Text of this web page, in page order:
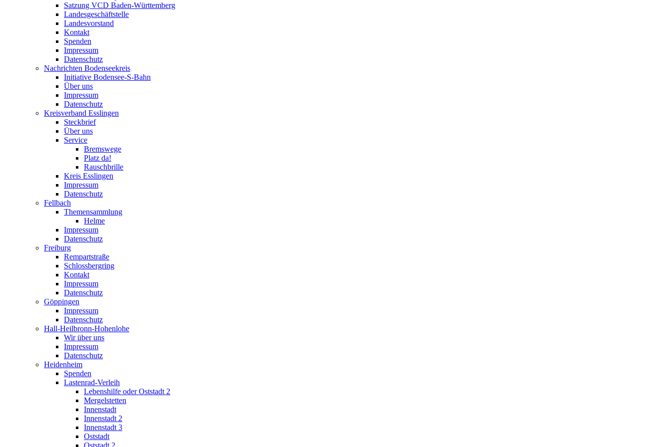
Satzung VCD Baden-Württemberg
Landesgeschäftstelle
Landesvorstand
Kontakt
Spenden
Impressum
Datenschutz
Nachrichten Bodenseekreis
Initiative Bodensee-S-Bahn
Über uns
Impressum
Datenschutz
Kreisverband Esslingen
Steckbrief
Über uns
Service
Bremswege
Platz da!
Rauschbrille
Kreis Esslingen
Impressum
Datenschutz
Fellbach
Themensammlung
Helme
Impressum
Datenschutz
Freiburg
Rempartstraße
Schlossbergring
Kontakt
Impressum
Datenschutz
Göppingen
Impressum
Datenschutz
Hall-Heilbronn-Hohenlohe
Wir über uns
Impressum
Datenschutz
Heidenheim
Spenden
Lastenrad-Verleih
Lebenshilfe oder Oststadt 2
Mergelstetten
Innenstadt
Innenstadt 2
Innenstadt 3
Oststadt
Oststadt 2